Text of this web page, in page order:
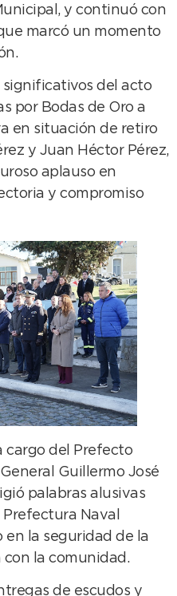
y continuó con
marcó un momento
significativos del acto
por Bodas de Oro a
en situación de retiro
y Juan Héctor Pérez,
aplauso en
y compromiso
cargo del Prefecto
Guillermo José
palabras alusivas
Naval
en la seguridad de la
con la comunidad.
de escudos y